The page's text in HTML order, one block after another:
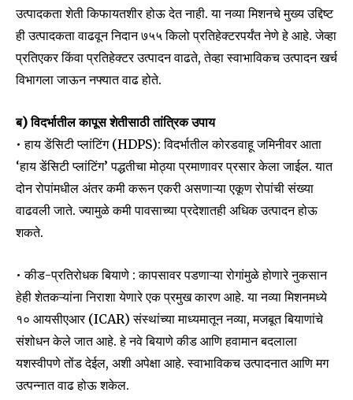
उत्पादकता शेती किफायतशीर होऊ देत नाही. या नव्या मिशनचे मुख्य उद्दिष्ट
ही उत्पादकता वाढवून निदान ७५५ किलो प्रतिहेक्टरपर्यंत नेणे हे आहे. जेव्हा
प्रतिएकर किंवा प्रतिहेक्टर उत्पादन वाढते, तेव्हा स्वाभाविकच उत्पादन खर्च
विभागला जाऊन नफ्यात वाढ होते.
ब) विदर्भातील कापूस शेतीसाठी तांत्रिक उपाय
• हाय डेंसिटी प्लांटिंग (HDPS): विदर्भातील कोरडवाहू जमिनीवर आता
‘हाय डेंसिटी प्लांटिंग’ पद्धतीचा मोठ्या प्रमाणावर प्रसार केला जाईल. यात
दोन रोपांमधील अंतर कमी करून एकरी असणाऱ्या एकूण रोपांची संख्या
वाढवली जाते. ज्यामुळे कमी पावसाच्या प्रदेशातही अधिक उत्पादन होऊ
शकते.
• कीड-प्रतिरोधक बियाणे : कापसावर पडणाऱ्या रोगांमुळे होणारे नुकसान
हेही शेतकऱ्यांना निराशा येणारे एक प्रमुख कारण आहे. या नव्या मिशनमध्ये
१० आयसीएआर (ICAR) संस्थांच्या माध्यमातून नव्या, मजबूत बियाणांचे
संशोधन केले जात आहे. हे नवे बियाणे कीड आणि हवामान बदलाला
यशस्वीपणे तोंड देईल, अशी अपेक्षा आहे. स्वाभाविकच उत्पादनात आणि मग
उत्पन्नात वाढ होऊ शकेल.